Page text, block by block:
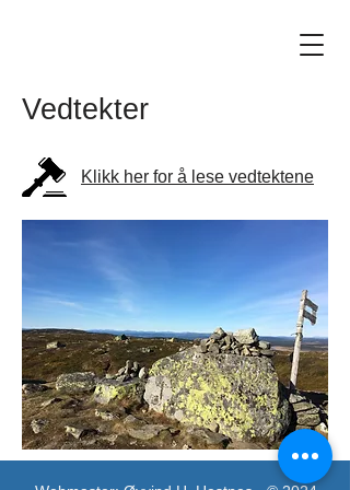
Vedtekter
Klikk her for å lese vedtektene